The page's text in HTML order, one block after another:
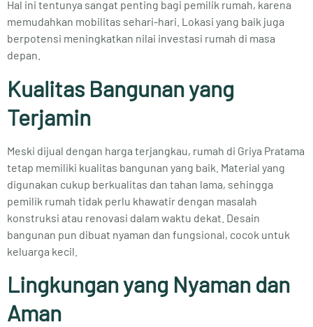
Hal ini tentunya sangat penting bagi pemilik rumah, karena
memudahkan mobilitas sehari-hari. Lokasi yang baik juga
berpotensi meningkatkan nilai investasi rumah di masa
depan.
Kualitas Bangunan yang
Terjamin
Meski dijual dengan harga terjangkau, rumah di Griya Pratama
tetap memiliki kualitas bangunan yang baik. Material yang
digunakan cukup berkualitas dan tahan lama, sehingga
pemilik rumah tidak perlu khawatir dengan masalah
konstruksi atau renovasi dalam waktu dekat. Desain
bangunan pun dibuat nyaman dan fungsional, cocok untuk
keluarga kecil.
Lingkungan yang Nyaman dan
Aman